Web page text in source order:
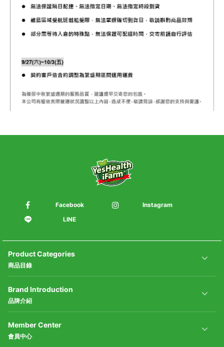
Facebook
Instagram
LINE
Product Categories
商品目錄
Brand Introduction
品牌介紹
Member Center
會員中心